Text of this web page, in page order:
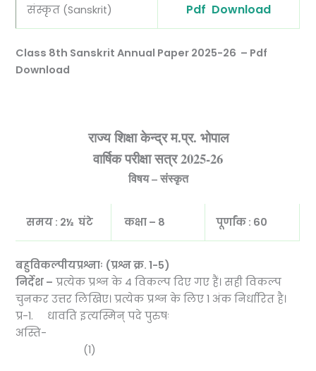
संस्कृत (Sanskrit) Pdf Download
Class 8th Sanskrit Annual Paper 2025-26 – Pdf
Download
राज्य शिक्षा केन्द्र म.प्र. भोपाल
वार्षिक परीक्षा सत्र2025-26
विषय – संस्‍कृत
समय : 2½ घंटे कक्षा – 8 पूर्णांक : 60
बहुविकल्पीयप्रश्नाः (प्रश्न क्र.1-5)
निर्देश – प्रत्येक प्रश्न के 4 विकल्प दिए गए हैं। सही विकल्प
चुनकर उत्तर लिखिए। प्रत्येक प्रश्न के लिए 1 अंक निर्धारित है।
प्र-1. धावति इत्यस्मिन् पदे पुरुषः
अस्ति-
(1)